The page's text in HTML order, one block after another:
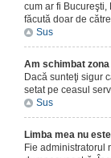
cum ar fi Bucureşti,
făcută doar de
Sus
Am schimbat
Dacă sunteţi sigur
setat pe ceasul
Sus
Limba mea nu
Fie administratorul